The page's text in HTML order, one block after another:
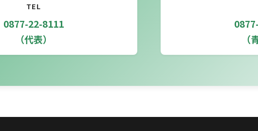
TEL
0877-22-8111
（代表）
（